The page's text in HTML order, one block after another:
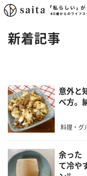
新着記事
意外と
べ方。
料理・グ
余った
て冷や